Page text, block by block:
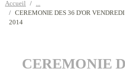
Accueil
CEREMONIE DES 36 D'OR
2014
CEREMONIE